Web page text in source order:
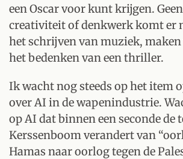
een Oscar voor kunt krijgen.
creativiteit of denkwerk komt er
het schrijven van muziek,
het bedenken van een thriller.
Ik wacht nog steeds op het item
over AI in de wapenindustrie.
op AI dat binnen een seconde de
Kerssenboom verandert van
Hamas naar oorlog tegen de